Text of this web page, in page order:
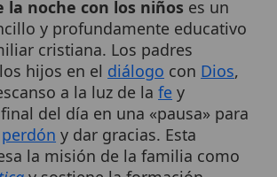
cristiana. Los padres
hijos en eldiálogocon Dios,
a la luz de lafey
del día en una «pausa» para
y dar gracias. Esta
la misión de la familia como
y sostiene la formación
pequeños con gestos,
y hábitos.